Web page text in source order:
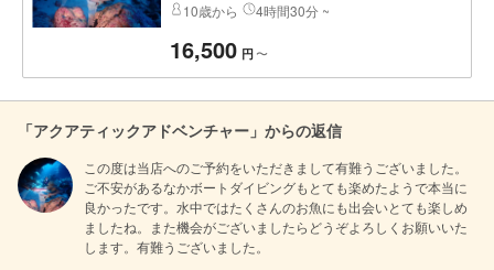
10歳から 4時間30分 ~
16,500 円 〜
「アクアティックアドベンチャー」からの返信
この度は当店へのご予約をいただきまして有難うございました。
ご不安があるなかボートダイビングもとても楽めたようで本当に
良かったです。水中ではたくさんのお魚にも出会いとても楽しめ
ましたね。また機会がございましたらどうぞよろしくお願いいた
します。有難うございました。